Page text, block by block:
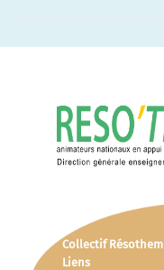
Collectif Résothem
Liens